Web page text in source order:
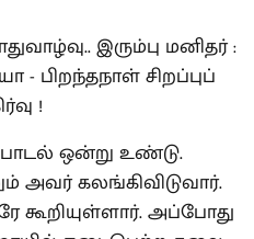
பாடல் ஒன்று உண்டு.
அவர் கலங்கிவிடுவார்.
கூறியுள்ளார். அப்போது